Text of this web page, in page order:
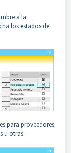
a la
los estados de
para proveedores.
u otras.